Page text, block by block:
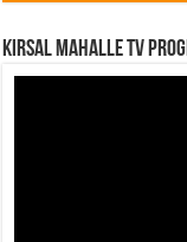
Kırsal Mahalle TV